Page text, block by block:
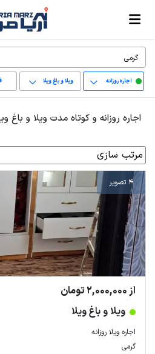
اجاره روزانه ویلا و باغ ویلا
اجاره روزانه و کوتاه مدت ویلا و باغ
4 تصویر
از 2,000,000 تومان
ویلا و باغ ویلا
اجاره ویلا روزانه
گرمی